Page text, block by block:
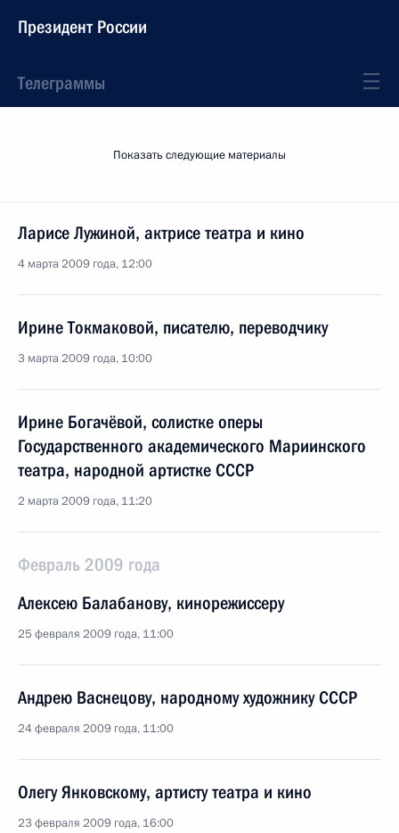
Президент России
Телеграммы
Показать следующие материалы
Ларисе Лужиной, актрисе театра и кино
4 марта 2009 года, 12:00
Ирине Токмаковой, писателю, переводчику
3 марта 2009 года, 10:00
Ирине Богачёвой, солистке оперы
Государственного академического Мариинского
театра, народной артистке СССР
2 марта 2009 года, 11:20
Февраль 2009 года
Алексею Балабанову, кинорежиссеру
25 февраля 2009 года, 11:00
Андрею Васнецову, народному художнику СССР
24 февраля 2009 года, 11:00
Олегу Янковскому, артисту театра и кино
23 февраля 2009 года, 16:00